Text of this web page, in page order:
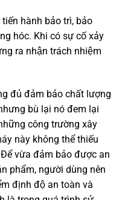
hành bảo trì, bảo
hóc. Khi có sự cố xảy
ra nhận trách nhiệm
đủ đảm bảo chất lượng
bù lại nó đem lại
công trường xây
này không thể thiếu
vừa đảm bảo được an
phẩm, người dùng nên
định độ an toàn và